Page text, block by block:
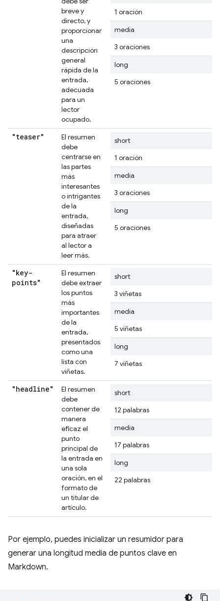
breve y
directo, y
proporcionar
una
descripción
general
rápida de la
entrada,
adecuada
para un
lector
ocupado.
1 oración
media
3 oraciones
long
5 oraciones
"teaser"
El resumen
debe
centrarse en
las partes
más
interesantes
o intrigantes
de la
entrada,
diseñadas
para atraer
al lector a
leer más.
short
1 oración
media
3 oraciones
long
5 oraciones
"key-
points"
El resumen
debe extraer
los puntos
más
importantes
de la
entrada,
presentados
como una
lista con
viñetas.
short
3 viñetas
media
5 viñetas
long
7 viñetas
"headline"
El resumen
debe
contener de
manera
eficaz el
punto
principal de
la entrada en
una sola
oración, en el
formato de
un titular de
artículo.
short
12 palabras
media
17 palabras
long
22 palabras
Por ejemplo, puedes inicializar un resumidor para
generar una longitud media de puntos clave en
Markdown.